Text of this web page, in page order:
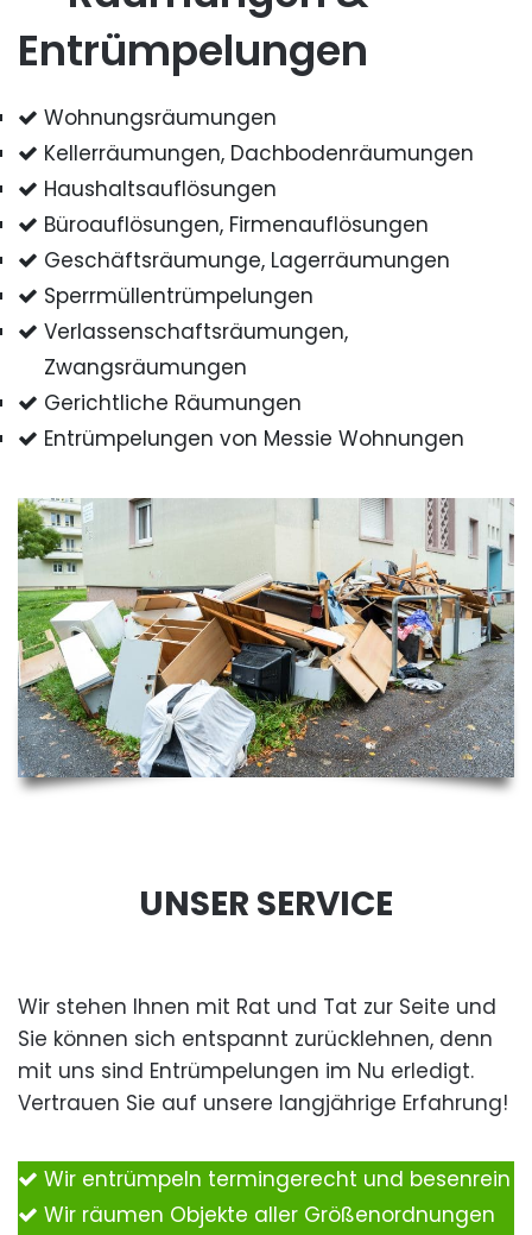
Entrümpelungen
Wohnungsräumungen
Kellerräumungen, Dachbodenräumungen
Haushaltsauflösungen
Büroauflösungen, Firmenauflösungen
Geschäftsräumunge, Lagerräumungen
Sperrmüllentrümpelungen
Verlassenschaftsräumungen,
Zwangsräumungen
Gerichtliche Räumungen
Entrümpelungen von Messie Wohnungen
UNSER SERVICE
Wir stehen Ihnen mit Rat und Tat zur Seite und
Sie können sich entspannt zurücklehnen, denn
mit uns sind Entrümpelungen im Nu erledigt.
Vertrauen Sie auf unsere langjährige Erfahrung!
Wir entrümpeln termingerecht und besenrein
Wir räumen Objekte aller Größenordnungen